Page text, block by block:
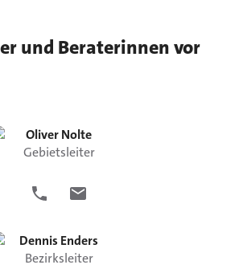
und Beraterinnen vor
OliverNolte
Gebietsleiter
Dennis Enders
Bezirksleiter